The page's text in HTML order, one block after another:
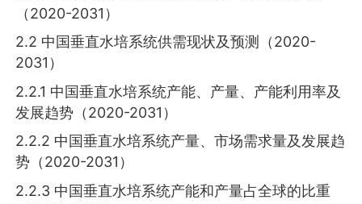
（2020-2031）
2.2 中国垂直水培系统供需现状及预测（2020-
2031）
2.2.1 中国垂直水培系统产能、产量、产能利用率及
发展趋势（2020-2031）
2.2.2 中国垂直水培系统产量、市场需求量及发展趋
势（2020-2031）
2.2.3 中国垂直水培系统产能和产量占全球的比重